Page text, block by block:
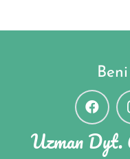
Uzman Dyt.